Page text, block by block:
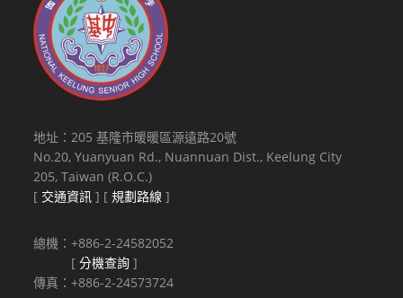
地址：205 基隆市暖暖區源遠路20號
No.20, Yuanyuan Rd., Nuannuan Dist., Keelung City
205, Taiwan (R.O.C.)
[ 交通資訊 ] [規劃路線 ]
總機：+886-2-24582052
[分機查詢 ]
傳真：+886-2-24573724